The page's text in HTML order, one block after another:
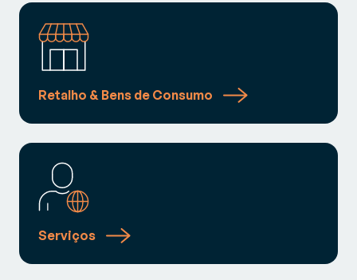
Retalho & Bens de Consumo
Serviços